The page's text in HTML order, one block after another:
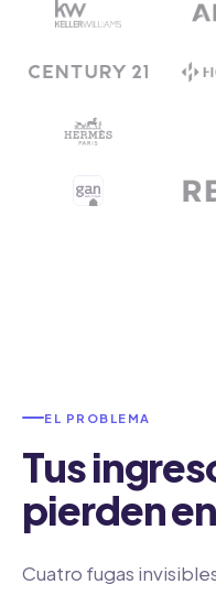
EL PROBLEMA
Tus
pierden
Cuatro fugas